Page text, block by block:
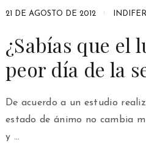
21 DE AGOSTO DE 2012
¿Sabías que el
peor día de la
De acuerdo a un estudio
estado de ánimo no cambia
y …